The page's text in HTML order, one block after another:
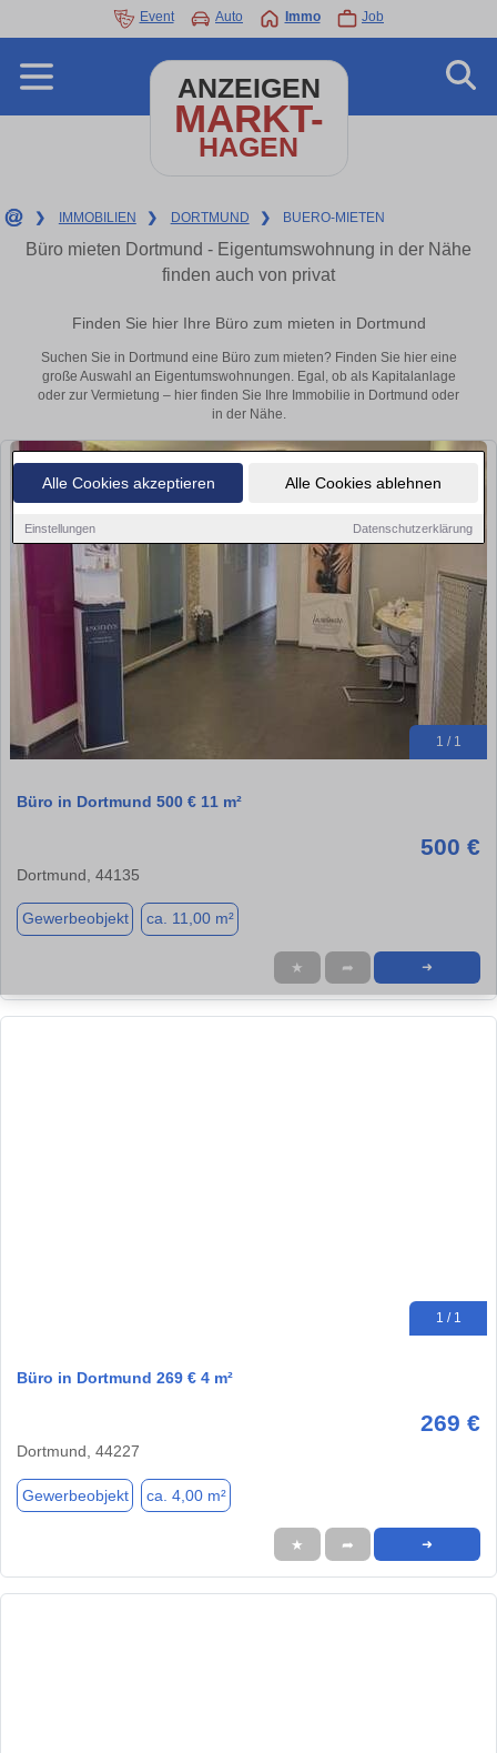
Alle Cookies akzeptieren Alle Cookies ablehnen
Einstellungen Datenschutzerklärung
Event Auto Immo Job
ANZEIGEN
MARKT-
HAGEN
❯ IMMOBILIEN ❯ DORTMUND ❯ BUERO-MIETEN
Büro mieten Dortmund - Eigentumswohnung in der Nähe
finden auch von privat
Finden Sie hier Ihre Büro zum mieten in Dortmund
Suchen Sie in Dortmund eine Büro zum mieten? Finden Sie hier eine
große Auswahl an Eigentumswohnungen. Egal, ob als Kapitalanlage
oder zur Vermietung – hier finden Sie Ihre Immobilie in Dortmund oder
in der Nähe.
1 / 1
Büro in Dortmund 500 € 11 m²
500 €
Dortmund, 44135
Gewerbeobjekt ca. 11,00 m²
★ ➦ ➜
1 / 1
Büro in Dortmund 269 € 4 m²
269 €
Dortmund, 44227
Gewerbeobjekt ca. 4,00 m²
★ ➦ ➜